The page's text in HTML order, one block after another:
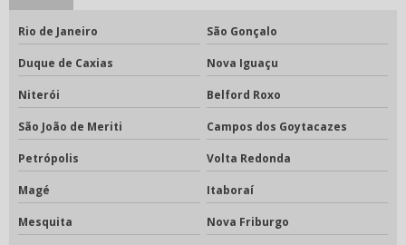
Rio de Janeiro São Gonçalo
Duque de Caxias Nova Iguaçu
Niterói Belford Roxo
São João de Meriti Campos dos Goytacazes
Petrópolis Volta Redonda
Magé Itaboraí
Mesquita Nova Friburgo